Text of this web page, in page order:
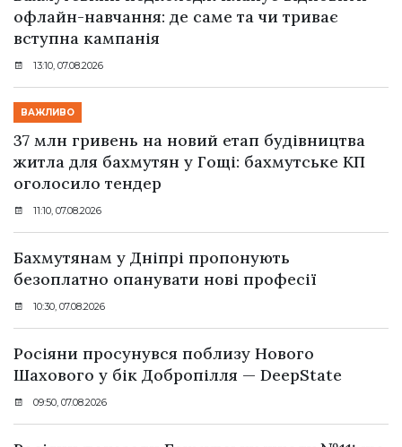
офлайн-навчання: де саме та чи триває
вступна кампанія
13:10, 07.08.2026
ВАЖЛИВО
37 млн гривень на новий етап будівництва
житла для бахмутян у Гощі: бахмутське КП
оголосило тендер
11:10, 07.08.2026
Бахмутянам у Дніпрі пропонують
безоплатно опанувати нові професії
10:30, 07.08.2026
Росіяни просунувся поблизу Нового
Шахового у бік Добропілля — DeepState
09:50, 07.08.2026